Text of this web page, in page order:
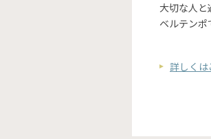
大切な人と
ベルテンポ
詳しくは